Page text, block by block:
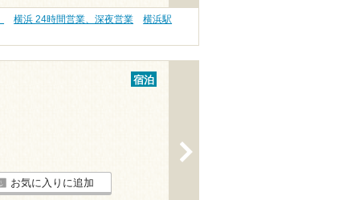
横浜 24時間営業、深夜営業
横浜駅
宿泊
お気に入りに追加